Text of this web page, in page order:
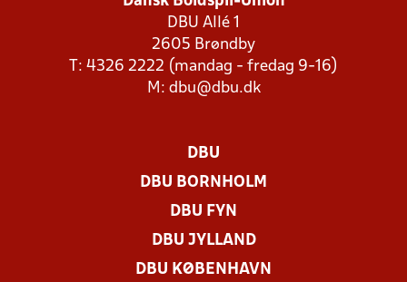
DBU Allé 1
2605 Brøndby
T: 4326 2222 (mandag - fredag 9-16)
M: dbu@dbu.dk
DBU
DBU BORNHOLM
DBU FYN
DBU JYLLAND
DBU KØBENHAVN